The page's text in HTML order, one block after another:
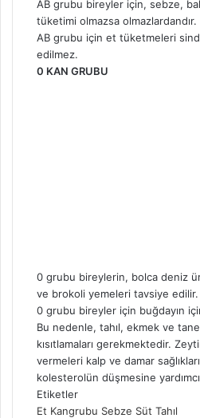
AB grubu bireyler için, sebze,
tüketimi olmazsa olmazlardandır.
AB grubu için et tüketmeleri
edilmez.
0 KAN GRUBU
0 grubu bireylerin, bolca deniz
ve brokoli yemeleri tavsiye edilir.
0 grubu bireyler için buğdayın
Bu nedenle, tahıl, ekmek ve
kısıtlamaları gerekmektedir.
vermeleri kalp ve damar
kolesterolün düşmesine
Etiketler
Et Kangrubu Sebze Süt Tahıl